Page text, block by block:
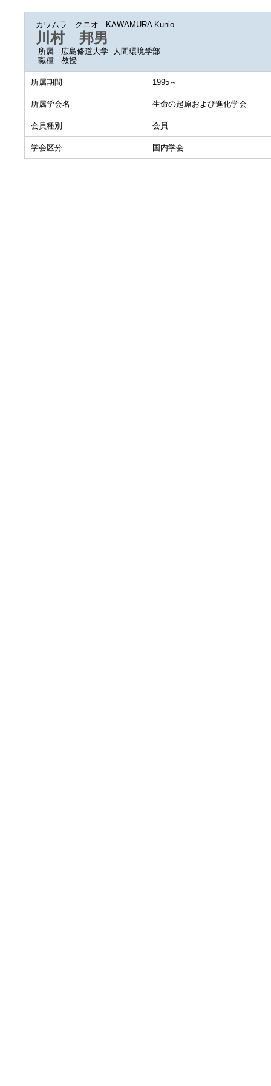
カワムラ クニオ KAWAMURA Kunio
川村 邦男
所属
広島修道大学 人間環境学部
職種
教授
所属期間 1995～
所属学会名 生命の起原および進化学会
会員種別 会員
学会区分 国内学会